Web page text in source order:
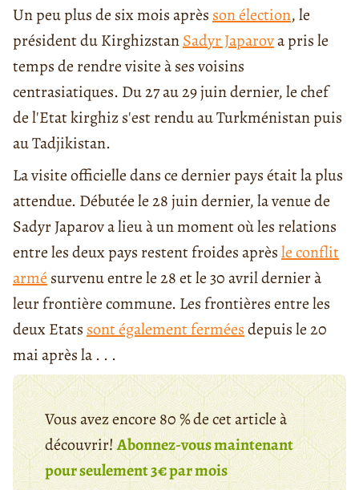
Un peu plus de six mois après son élection, le
président du KirghizstanSadyr Japarova pris le
temps de rendre visite à ses voisins
centrasiatiques. Du 27 au 29 juin dernier, le chef
de l'Etat kirghiz s'est rendu au Turkménistan puis
au Tadjikistan.
La visite officielle dans ce dernier pays était la plus
attendue. Débutée le 28 juin dernier, la venue de
Sadyr Japarov a lieu à un moment où les relations
entre les deux pays restent froides aprèsle conflit
armé survenu entre le 28 et le 30 avril dernier à
leur frontière commune. Les frontières entre les
deux Etats sont également ferméesdepuis le 20
mai après la . . .
Vous avez encore 80 % de cet article à
découvrir!Abonnez-vous maintenant
pour seulement 3€ par mois